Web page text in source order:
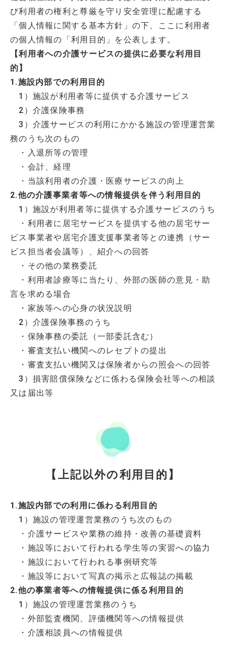
び利用者の権利と尊厳を守り安全管理に配慮する
「個人情報に関する基本方針」の下、ここに利用者
の個人情報の「利用目的」を公表します。
【利用者への介護サービスの提供に必要な利用目
的】
1.施設内部での利用目的
1）施設が利用者等に提供する介護サービス
2）介護保険事務
3）介護サービスの利用にかかる施設の管理運営業
務のうち次のもの
・入退所等の管理
・会計、経理
・当該利用者の介護・医療サービスの向上
2.他の介護事業者等への情報提供を伴う利用目的
1）施設が利用者等に提供する介護サービスのうち
・利用者に居宅サービスを提供する他の居宅サー
ビス事業者や居宅介護支援事業者等との連携（サー
ビス担当者会議等）、紹介への回答
・その他の業務委託
・利用者診療等に当たり、外部の医師の意見・助
言を求める場合
・家族等への心身の状況説明
2）介護保険事務のうち
・保険事務の委託（一部委託含む）
・審査支払い機関へのレセプトの提出
・審査支払い機関又は保険者からの照会への回答
3）損害賠償保険などに係わる保険会社等への相談
又は届出等
【上記以外の利用目的】
1.施設内部での利用に係わる利用目的
1）施設の管理運営業務のうち次のもの
・介護サービスや業務の維持・改善の基礎資料
・施設等において行われる学生等の実習への協力
・施設において行われる事例研究等
・施設等において写真の掲示と広報誌の掲載
2.他の事業者等への情報提供に係る利用目的
1）施設の管理運営業務のうち
・外部監査機関、評価機関等への情報提供
・介護相談員への情報提供